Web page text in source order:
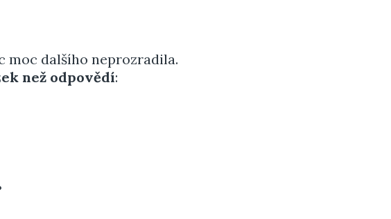
moc dalšího neprozradila.
než odpovědí: